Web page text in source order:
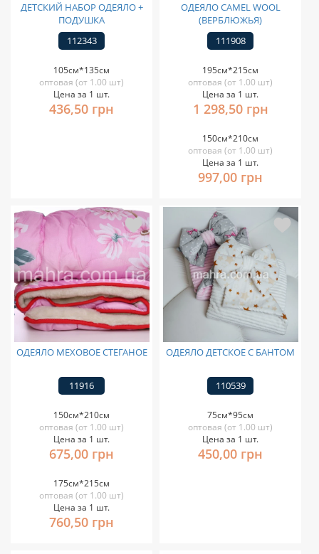
ДЕТСКИЙ НАБОР ОДЕЯЛО +
ПОДУШКА
112343
105см*135см
оптовая (от 1.00 шт)
Цена за 1 шт.
436,50 грн
ОДЕЯЛО CAMEL WOOL
(ВЕРБЛЮЖЬЯ)
111908
195см*215см
оптовая (от 1.00 шт)
Цена за 1 шт.
1 298,50 грн
150см*210см
оптовая (от 1.00 шт)
Цена за 1 шт.
997,00 грн
ОДЕЯЛО МЕХОВОЕ СТЕГАНОЕ
11916
150см*210см
оптовая (от 1.00 шт)
Цена за 1 шт.
675,00 грн
175см*215см
оптовая (от 1.00 шт)
Цена за 1 шт.
760,50 грн
ОДЕЯЛО ДЕТСКОЕ С БАНТОМ
110539
75см*95см
оптовая (от 1.00 шт)
Цена за 1 шт.
450,00 грн